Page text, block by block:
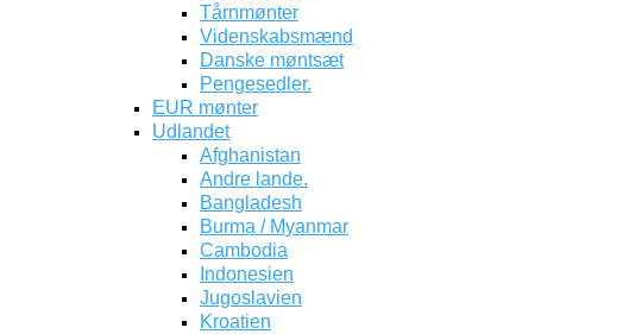
Tårnmønter
Videnskabsmænd
Danske møntsæt
Pengesedler.
EUR mønter
Udlandet
Afghanistan
Andre lande.
Bangladesh
Burma / Myanmar
Cambodia
Indonesien
Jugoslavien
Kroatien